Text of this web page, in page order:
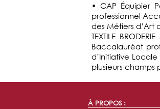
• CAP Équipier
professionnel
des Métiers d’Art
TEXTILE
Baccalauréat
d’Initiative
plusieurs champs
À PROPOS :